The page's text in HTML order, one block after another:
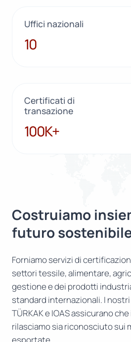
Uffici nazionali
10
10
Certificati di
transazione
100K+
100K+
Costruiamo
futuro
Forniamo servizi di
settori tessile, alimentare,
gestione e dei prodotti
standard internazionali. I
TÜRKAK e IOAS assicurano
rilasciamo sia riconosciuto sui